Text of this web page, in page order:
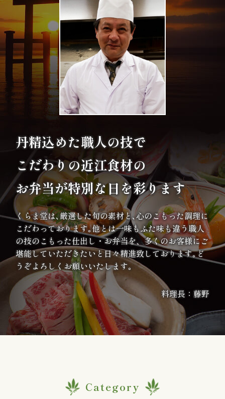
ア
お
座
敷
利
店
舗
案
種
類
ら
選
ぶ
丹精込めた職人の技で
こだわりの近江食材の
お弁当が特別な日を彩ります
くらま堂は､厳選した旬の素材と､心のこもった調理に
こだわっております｡他とは一味もふた味も違う職人
の技のこもった仕出し・お弁当を、多くのお客様にご
堪能していただきたいと日々精進致しております｡ど
うぞよろしくお願いいたします｡
料理長：藤野
Category